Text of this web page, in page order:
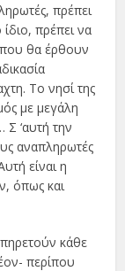
πρέπει
πρέπει να
θα έρθουν
Το νησί της
με μεγάλη
‘αυτή την
αναπληρωτές
είναι η
όπως και
κάθε
περίπου